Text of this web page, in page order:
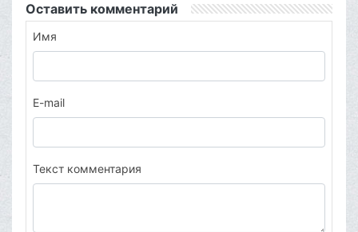
Оставить комментарий
Имя
E-mail
Текст комментария